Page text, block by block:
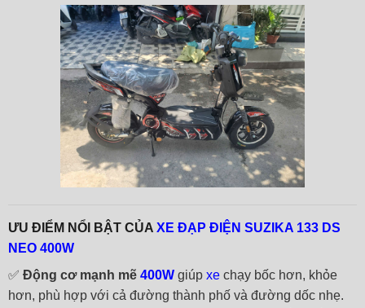
ƯU ĐIỂM NỔI BẬT CỦA XE ĐẠP ĐIỆN SUZIKA 133 DS
NEO 400W
✅ Động cơ mạnh mẽ 400W giúp xe chạy bốc hơn, khỏe
hơn, phù hợp với cả đường thành phố và đường dốc nhẹ.